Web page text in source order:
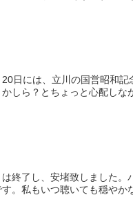
日には、立川の国営昭和記
しら？とちょっと心配しな
終了し、安堵致しました。
。私もいつ聴いても穏やか